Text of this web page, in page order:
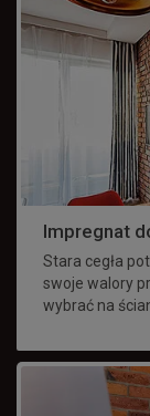
Impregnat
Stara cegła
swoje walory
wybrać na